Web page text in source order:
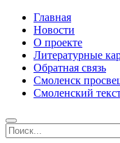
Главная
Новости
О проекте
Литературные
Обратная связь
Смоленск
Смоленский